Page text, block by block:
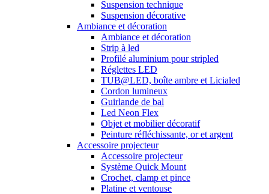
Suspension technique
Suspension décorative
Ambiance et décoration
Ambiance et décoration
Strip à led
Profilé aluminium pour stripled
Réglettes LED
TUB@LED, boîte ambre et Licialed
Cordon lumineux
Guirlande de bal
Led Neon Flex
Objet et mobilier décoratif
Peinture réfléchissante, or et argent
Accessoire projecteur
Accessoire projecteur
Système Quick Mount
Crochet, clamp et pince
Platine et ventouse